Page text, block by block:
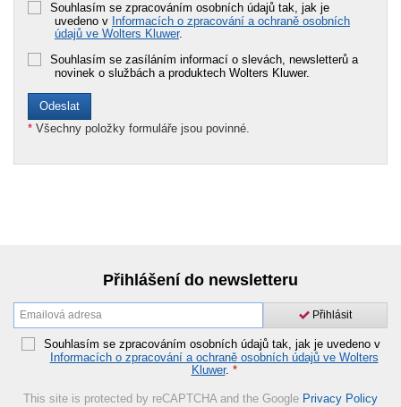
Souhlasím se zpracováním osobních údajů tak, jak je
uvedeno v Informacích o zpracování a ochraně osobních
údajů ve Wolters Kluwer.
Souhlasím se zasíláním informací o slevách, newsletterů a
novinek o službách a produktech Wolters Kluwer.
* Všechny položky formuláře jsou povinné.
Přihlášení do newsletteru
Přihlásit
Souhlasím se zpracováním osobních údajů tak, jak je uvedeno v
Informacích o zpracování a ochraně osobních údajů ve Wolters
Kluwer. *
This site is protected by reCAPTCHA and the Google Privacy Policy